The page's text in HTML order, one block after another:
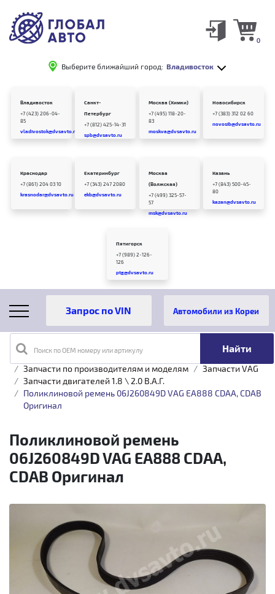
Выберите ближайший город: Владивосток
0
Владивосток
+7 (423) 206-04-
85
vladivostok@dvsavto.ru
Санкт-
Петербург
+7 (812) 425-14-31
spb@dvsavto.ru
Москва (Химки)
+7 (495) 118-20-
83
moskva@dvsavto.ru
Новосибирск
+7 (383) 312 02 60
novosib@dvsavto.ru
Краснодар
+7 (861) 204 03 10
krasnodar@dvsavto.ru
Екатеринбург
+7 (343) 247 2080
ekb@dvsavto.ru
Москва
(Волжская)
+7 (499) 325-57-
57
msk@dvsavto.ru
Казань
+7 (843) 500-45-
80
kazan@dvsavto.ru
Пятигорск
+7 (989) 2-126-
126
ptg@dvsavto.ru
Поиск по OEM номеру или артикулу
Автомобили из Кореи
Главная
Каталог товаров
Запчасти по производителям и моделям
Запчасти VAG
Запчасти двигателей 1.8 \ 2.0 B.A.Г.
Поликлиновой ремень 06J260849D VAG EA888 CDAA, CDAB
Оригинал
Поликлиновой ремень
06J260849D VAG EA888 CDAA,
CDAB Оригинал